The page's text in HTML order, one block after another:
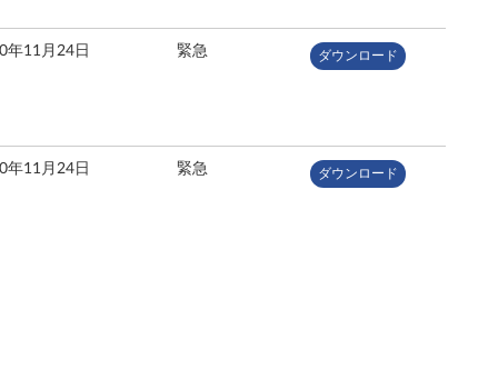
年11月24日 緊急 ダウンロード
年11月24日 緊急 ダウンロード